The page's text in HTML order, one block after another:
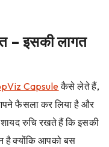
– इसकी लागत
Capsuleकैसे लेते हैं,
फैसला कर लिया है और
रुचि रखते हैं कि इसकी
है क्योंकि आपको बस